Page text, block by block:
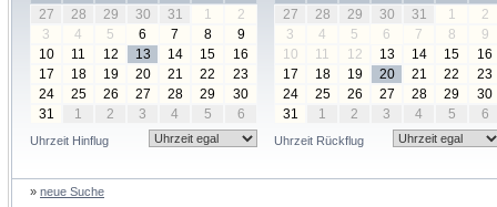
27 28 29 30 31 1
2
3
4 5 6 7 8
9
10
11 12 13 14 15
16
17
18 19 20 21 22
23
24
25 26 27 28 29
30
31
1 2 3 4 5 6
Uhrzeit Hinflug
27 28 29 30 31 1
2
3
4 5 6 7 8
9
10
11 12 13 14 15
16
17
18 19 20 21 22
23
24
25 26 27 28 29
30
31
1 2 3 4 5 6
Uhrzeit Rückflug
» neue Suche